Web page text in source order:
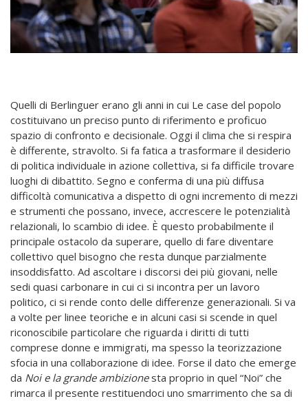
Quelli di Berlinguer erano gli anni in cui Le case del popolo
costituivano un preciso punto di riferimento e proficuo
spazio di confronto e decisionale. Oggi il clima che si respira
è differente, stravolto. Si fa fatica a trasformare il desiderio
di politica individuale in azione collettiva, si fa difficile trovare
luoghi di dibattito. Segno e conferma di una più diffusa
difficoltà comunicativa a dispetto di ogni incremento di mezzi
e strumenti che possano, invece, accrescere le potenzialità
relazionali, lo scambio di idee. È questo probabilmente il
principale ostacolo da superare, quello di fare diventare
collettivo quel bisogno che resta dunque parzialmente
insoddisfatto. Ad ascoltare i discorsi dei più giovani, nelle
sedi quasi carbonare in cui ci si incontra per un lavoro
politico, ci si rende conto delle differenze generazionali. Si va
a volte per linee teoriche e in alcuni casi si scende in quel
riconoscibile particolare che riguarda i diritti di tutti
comprese donne e immigrati, ma spesso la teorizzazione
sfocia in una collaborazione di idee. Forse il dato che emerge
da Noi e la grande ambizionesta proprio in quel “Noi” che
rimarca il presente restituendoci uno smarrimento che sa di